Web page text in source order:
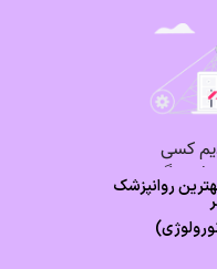
روانپزشک